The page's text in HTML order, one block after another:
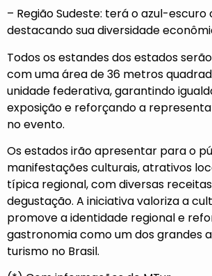
– Região Sudeste: terá o azul-
destacando sua diversidade
Todos os estandes dos estados
com uma área de 36 metros
unidade federativa, garantindo
exposição e reforçando a
no evento.
Os estados irão apresentar para o
manifestações culturais, atrativos
típica regional, com diversas
degustação. A iniciativa valoriza a
promove a identidade regional e
gastronomia como um dos grandes
turismo no Brasil.